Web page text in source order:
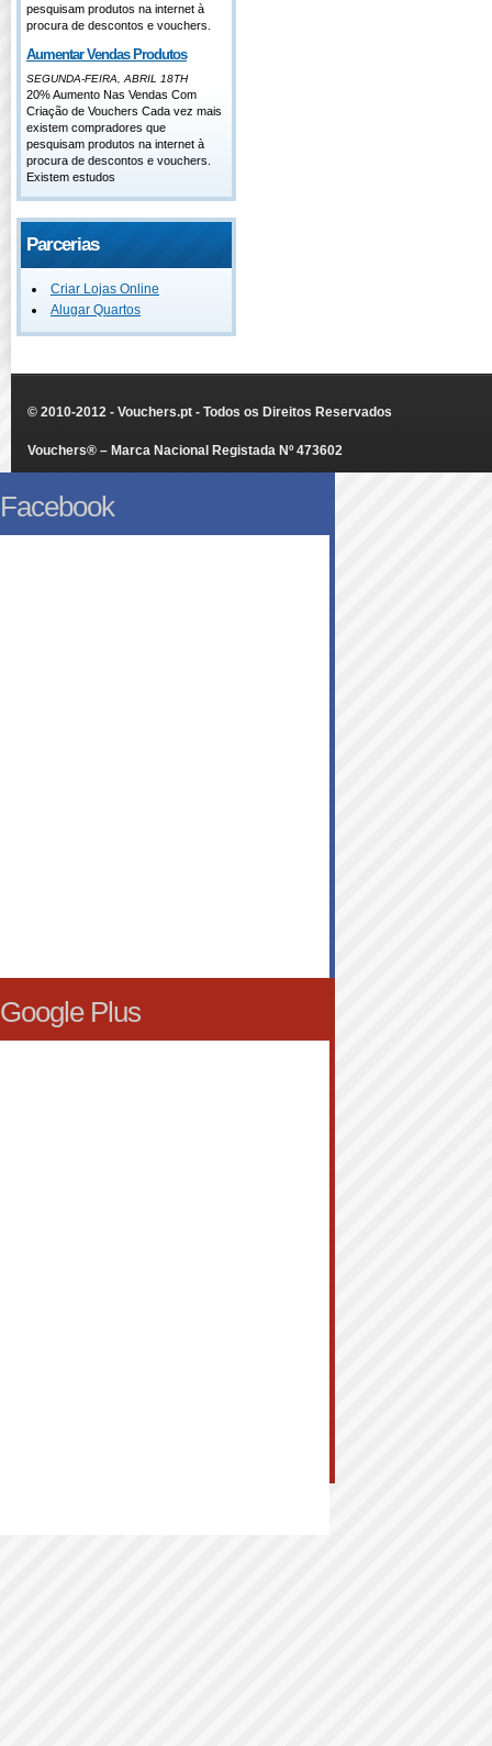
pesquisam produtos na internet à
procura de descontos e vouchers.
Aumentar Vendas Produtos
SEGUNDA-FEIRA, ABRIL 18TH
20% Aumento Nas Vendas Com
Criação de Vouchers Cada vez mais
existem compradores que
pesquisam produtos na internet à
procura de descontos e vouchers.
Existem estudos
Parcerias
Criar Lojas Online
Alugar Quartos
© 2010-2012 - Vouchers.pt - Todos os Direitos Reservados
Vouchers® – Marca Nacional Registada Nº 473602
Facebook
Google Plus